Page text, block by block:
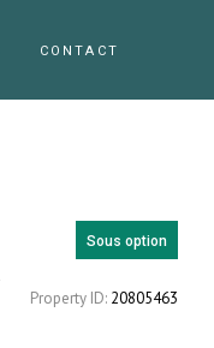
CONTACT
Sous option
Property ID: 20805463